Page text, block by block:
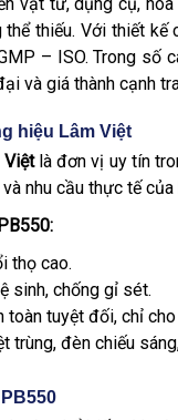
thiếu. Với thiết kế
– ISO. Trong số
và giá thành cạnh
hiệu Lâm Việt
Việtlà đơn vị uy tín
nhu cầu thực tế của
thọ cao.
sinh, chống gỉ sét.
toàn tuyệt đối, chỉ
trùng, đèn chiếu